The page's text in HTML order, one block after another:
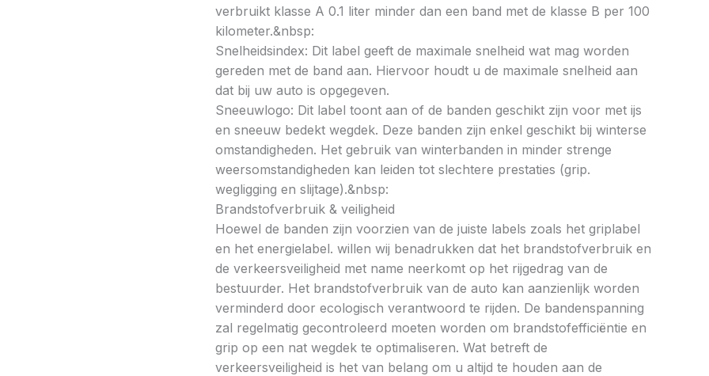
verbruikt klasse A 0.1 liter minder dan een band met de klasse B per 100
kilometer.&nbsp:
Snelheidsindex: Dit label geeft de maximale snelheid wat mag worden
gereden met de band aan. Hiervoor houdt u de maximale snelheid aan
dat bij uw auto is opgegeven.
Sneeuwlogo: Dit label toont aan of de banden geschikt zijn voor met ijs
en sneeuw bedekt wegdek. Deze banden zijn enkel geschikt bij winterse
omstandigheden. Het gebruik van winterbanden in minder strenge
weersomstandigheden kan leiden tot slechtere prestaties (grip.
wegligging en slijtage).&nbsp:
Brandstofverbruik & veiligheid
Hoewel de banden zijn voorzien van de juiste labels zoals het griplabel
en het energielabel. willen wij benadrukken dat het brandstofverbruik en
de verkeersveiligheid met name neerkomt op het rijgedrag van de
bestuurder. Het brandstofverbruik van de auto kan aanzienlijk worden
verminderd door ecologisch verantwoord te rijden. De bandenspanning
zal regelmatig gecontroleerd moeten worden om brandstofefficiëntie en
grip op een nat wegdek te optimaliseren. Wat betreft de
verkeersveiligheid is het van belang om u altijd te houden aan de